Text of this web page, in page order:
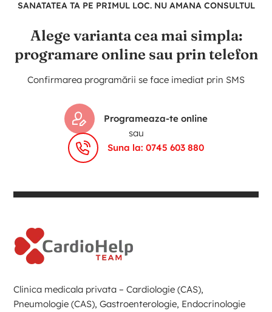
SANATATEA TA PE PRIMUL LOC. NU AMANA CONSULTUL
Alege varianta cea mai simpla:
programare online sau prin telefon
Confirmarea programării se face imediat prin SMS
Programeaza-te online
sau
Suna la: 0745 603 880
Clinica medicala privata – Cardiologie (CAS),
Pneumologie (CAS), Gastroenterologie, Endocrinologie